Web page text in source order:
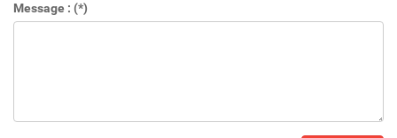
Message : (*)